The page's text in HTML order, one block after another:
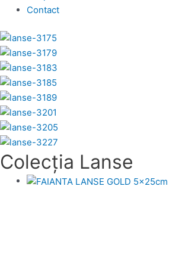
Contact
Colecția Lanse